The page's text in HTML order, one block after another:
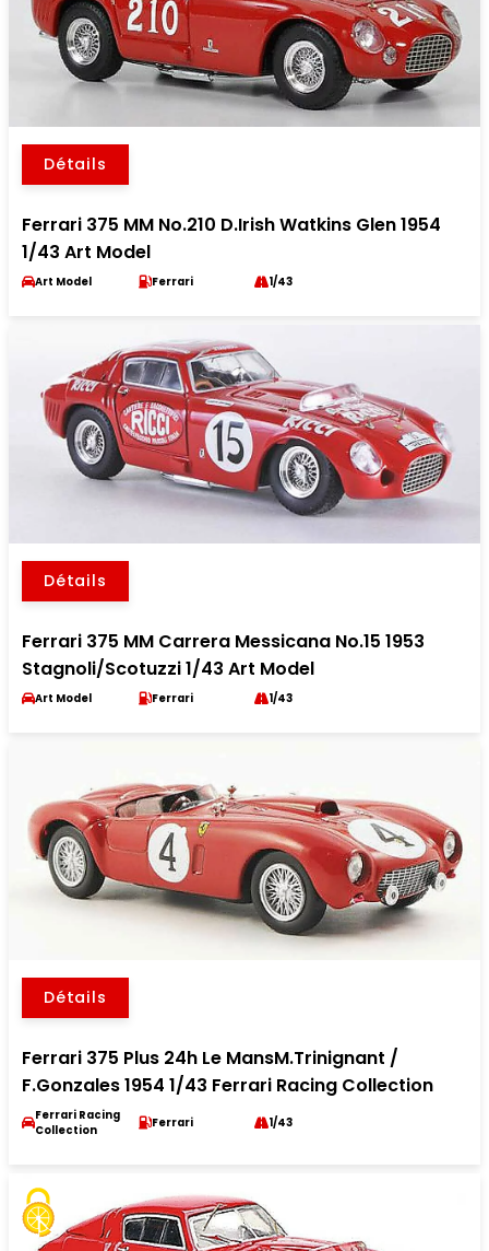
Détails
Ferrari 375 MM No.210 D.Irish Watkins Glen 1954
1/43 Art Model
Art Model Ferrari 1/43
Détails
Ferrari 375 MM Carrera Messicana No.15 1953
Stagnoli/Scotuzzi 1/43 Art Model
Art Model Ferrari 1/43
Détails
Ferrari 375 Plus 24h Le MansM.Trinignant /
F.Gonzales 1954 1/43 Ferrari Racing Collection
Ferrari Racing
Collection
Ferrari 1/43